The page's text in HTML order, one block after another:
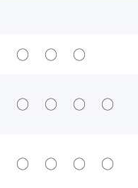
○ ○ ○
○ ○ ○ ○
○ ○ ○ ○